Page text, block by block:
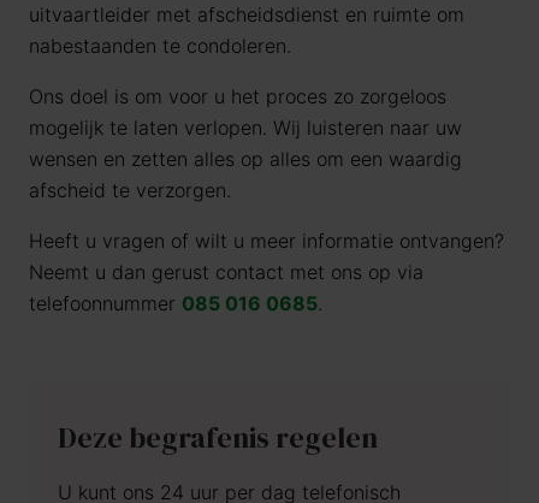
uitvaartleider met afscheidsdienst en ruimte om
nabestaanden te condoleren.
Ons doel is om voor u het proces zo zorgeloos
mogelijk te laten verlopen. Wij luisteren naar uw
wensen en zetten alles op alles om een waardig
afscheid te verzorgen.
Heeft u vragen of wilt u meer informatie ontvangen?
Neemt u dan gerust contact met ons op via
telefoonnummer 085 016 0685.
Deze begrafenis regelen
U kunt ons 24 uur per dag telefonisch